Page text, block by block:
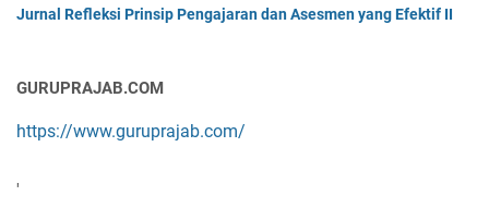
Jurnal Refleksi Prinsip Pengajaran dan Asesmen yang Efektif II
GURUPRAJAB.COM
https://www.guruprajab.com/
'